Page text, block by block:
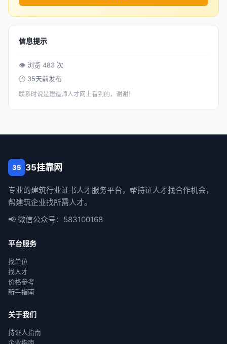
信息提示
👁 浏览 483 次
🕐 35天前发布
联系时说是建造师人才网上看到的，谢谢！
35 35挂靠网
专业的建筑行业证书人才服务平台，帮持证人才找合作机会，
帮建筑企业找所需人才。
📢 微信公众号：583100168
平台服务
找单位
找人才
价格参考
新手指南
关于我们
持证人指南